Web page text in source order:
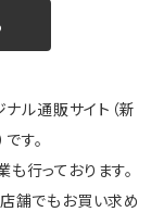
ル通販サイト（新
す。
行っております。
舗でもお買い求め